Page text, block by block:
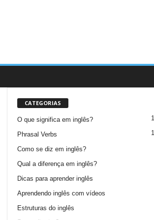
CATEGORIAS
O que significa em inglês?
Phrasal Verbs
Como se diz em inglês?
Qual a diferença em inglês?
Dicas para aprender inglês
Aprendendo inglês com vídeos
Estruturas do inglês